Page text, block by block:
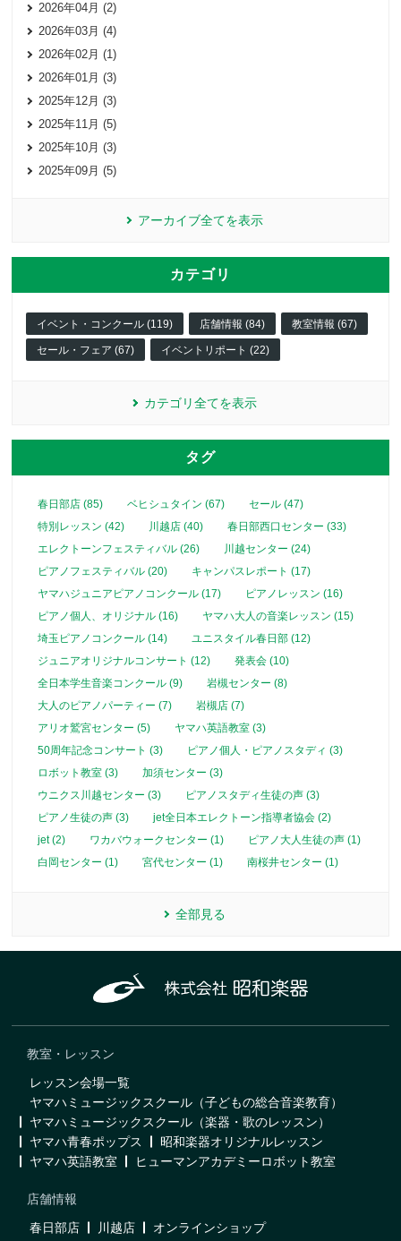
2026年04月 (2)
2026年03月 (4)
2026年02月 (1)
2026年01月 (3)
2025年12月 (3)
2025年11月 (5)
2025年10月 (3)
2025年09月 (5)
アーカイブ全てを表示
カテゴリ
イベント・コンクール (119) 店舗情報 (84) 教室情報 (67)
セール・フェア (67) イベントリポート (22)
カテゴリ全てを表示
タグ
春日部店 (85) ベヒシュタイン (67)
セール (47)
特別レッスン (42)
川越店 (40)
春日部西口センター (33)
エレクトーンフェスティバル (26)
川越センター (24)
ピアノフェスティバル (20)
キャンパスレポート (17)
ヤマハジュニアピアノコンクール (17)
ピアノレッスン (16)
ピアノ個人、オリジナル (16)
ヤマハ大人の音楽レッスン (15)
埼玉ピアノコンクール (14)
ユニスタイル春日部 (12)
ジュニアオリジナルコンサート (12)
発表会 (10)
全日本学生音楽コンクール (9)
岩槻センター (8)
大人のピアノパーティー (7)
岩槻店 (7)
アリオ鷲宮センター (5)
ヤマハ英語教室 (3)
50周年記念コンサート (3)
ピアノ個人・ピアノスタディ (3)
ロボット教室 (3)
加須センター (3)
ウニクス川越センター (3)
ピアノスタディ生徒の声 (3)
ピアノ生徒の声 (3)
jet全日本エレクトーン指導者協会 (2)
jet (2)
ワカバウォークセンター (1)
ピアノ大人生徒の声 (1)
白岡センター (1)
宮代センター (1) 南桜井センター (1)
全部見る
教室・レッスン
レッスン会場一覧
ヤマハミュージックスクール（子どもの総合音楽教育）
ヤマハミュージックスクール（楽器・歌のレッスン）
ヤマハ青春ポップス
昭和楽器オリジナルレッスン
ヤマハ英語教室
ヒューマンアカデミーロボット教室
店舗情報
春日部店
川越店 オンラインショップ